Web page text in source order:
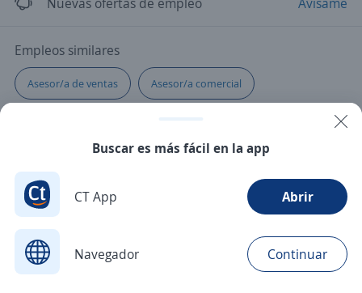
Empleos similares
Asesor/a de ventas Asesor/a comercial
Buscar es más fácil en la app
CT App Abrir
Navegador Continuar